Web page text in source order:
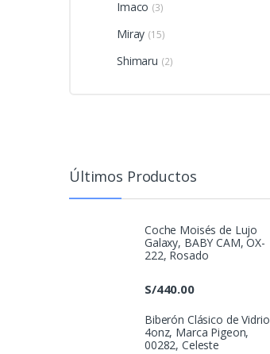
Imaco (3)
Miray (15)
Shimaru (2)
Últimos Productos
Coche Moisés de Lujo
Galaxy, BABY CAM, OX-
222, Rosado
S/440.00
Biberón Clásico de Vidrio
4onz, Marca Pigeon,
00282, Celeste